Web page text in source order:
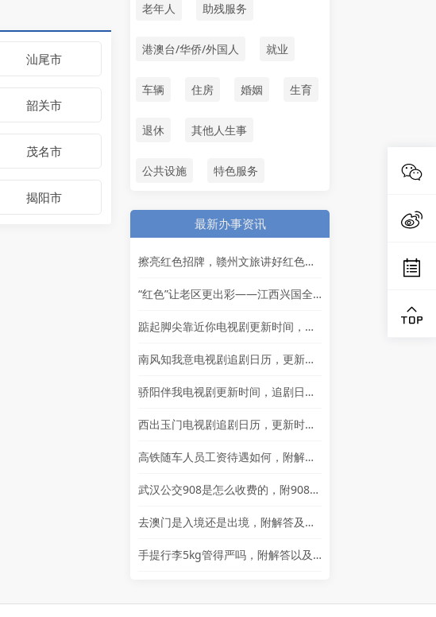
汕尾市
韶关市
茂名市
揭阳市
老年人 助残服务
港澳台/华侨/外国人 就业
车辆 住房 婚姻 生育
退休 其他人生事
公共设施 特色服务
最新办事资讯
擦亮红色招牌，赣州文旅讲好红色故事
“红色”让老区更出彩——江西兴国全力打造红色文化传承发展创新示范区
踮起脚尖靠近你电视剧更新时间，追剧日历及剧情简介
南风知我意电视剧追剧日历，更新时间一览表
骄阳伴我电视剧更新时间，追剧日历一览表
西出玉门电视剧追剧日历，更新时间一览
高铁随车人员工资待遇如何，附解答以及其他岗位的岗位详情
武汉公交908是怎么收费的，附908简介以及问题解答
去澳门是入境还是出境，附解答及通行证相关问题解答
手提行李5kg管得严吗，附解答以及其他问题